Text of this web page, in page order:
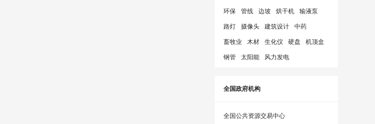
环保 管线 边坡 烘干机 输液泵
路灯 摄像头 建筑设计 中药
畜牧业 木材 生化仪 硬盘 机顶盒
钢管 太阳能 风力发电
全国政府机构
全国公共资源交易中心